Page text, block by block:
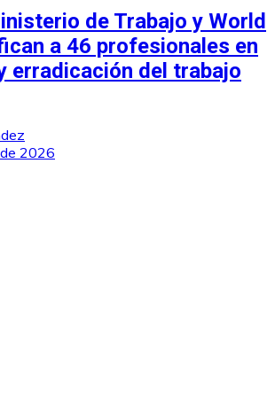
de Trabajo y World
a 46 profesionales en
erradicación del trabajo
2026